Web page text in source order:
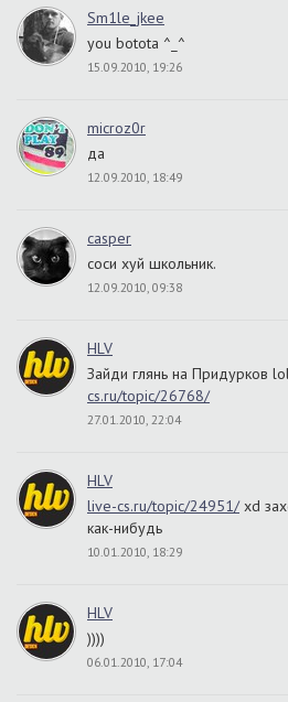
Sm1le_jkee
you botota ^_^
15.09.2010, 19:26
microz0r
да
12.09.2010, 18:49
casper
соси хуй школьник.
12.09.2010, 09:38
HLV
Зайди глянь на Придурков
cs.ru/topic/26768/
27.01.2010, 22:04
HLV
live-cs.ru/topic/24951/xd
как-нибудь
10.01.2010, 18:29
HLV
))))
06.01.2010, 17:04